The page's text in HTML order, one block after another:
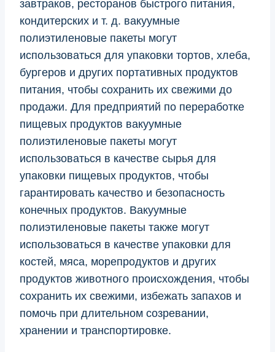
завтраков, ресторанов быстрого питания,
кондитерских и т. д. вакуумные
полиэтиленовые пакеты могут
использоваться для упаковки тортов, хлеба,
бургеров и других портативных продуктов
питания, чтобы сохранить их свежими до
продажи. Для предприятий по переработке
пищевых продуктов вакуумные
полиэтиленовые пакеты могут
использоваться в качестве сырья для
упаковки пищевых продуктов, чтобы
гарантировать качество и безопасность
конечных продуктов. Вакуумные
полиэтиленовые пакеты также могут
использоваться в качестве упаковки для
костей, мяса, морепродуктов и других
продуктов животного происхождения, чтобы
сохранить их свежими, избежать запахов и
помочь при длительном созревании,
хранении и транспортировке.